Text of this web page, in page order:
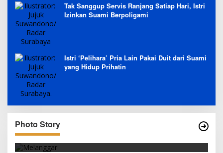
Tak Sanggup Servis Ranjang Satiap Hari, Istri
Izinkan Suami Berpoligami
Istri ‘Pelihara’ Pria Lain Pakai Duit dari Suami
yang Hidup Prihatin
Photo Story
PARKIR SEMBARANG